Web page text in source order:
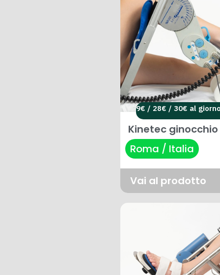
9€ / 28€ / 30€ al
Kinetec ginocchio
Roma / Italia
Vai al prodotto